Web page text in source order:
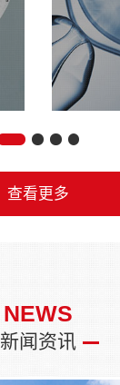
查看更多
NEWS
新闻资讯